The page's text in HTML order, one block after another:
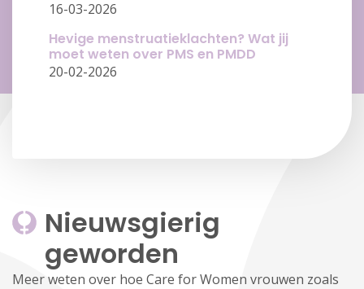
16-03-2026
Hevige menstruatieklachten? Wat jij
moet weten over PMS en PMDD
20-02-2026
Nieuwsgierig
geworden
Meer weten over hoe Care for Women vrouwen zoals